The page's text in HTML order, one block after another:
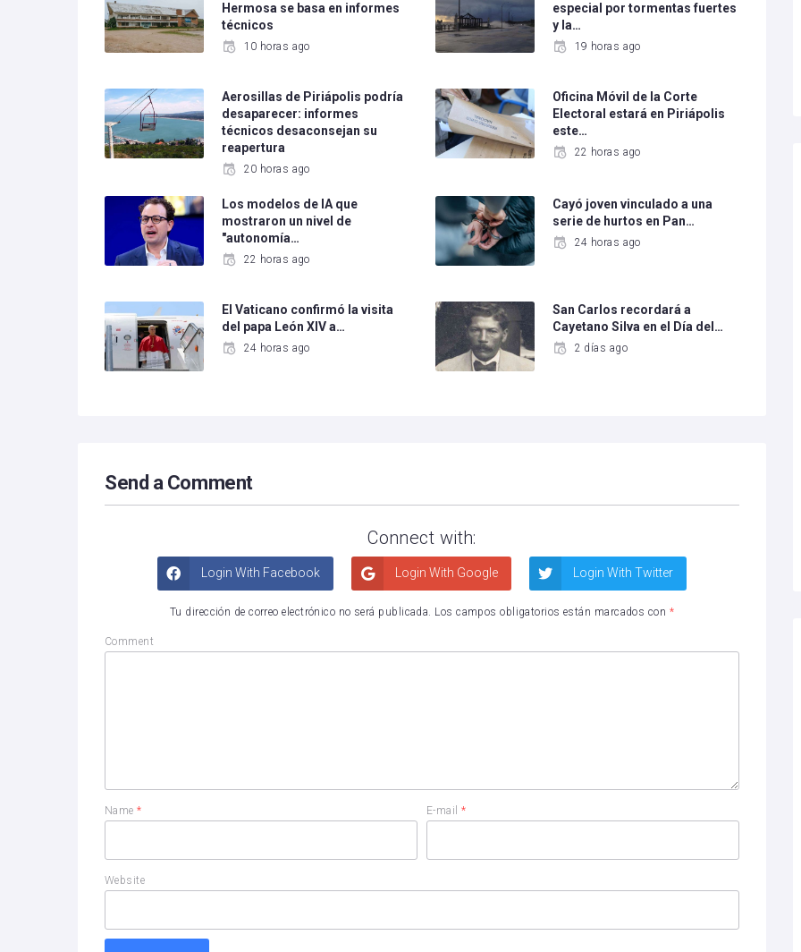
Hermosa se basa en informes
técnicos
10 horas ago
especial por tormentas fuertes
y la…
19 horas ago
Aerosillas de Piriápolis podría
desaparecer: informes
técnicos desaconsejan su
reapertura
20 horas ago
Oficina Móvil de la Corte
Electoral estará en Piriápolis
este…
22 horas ago
Los modelos de IA que
mostraron un nivel de
"autonomía…
22 horas ago
Cayó joven vinculado a una
serie de hurtos en Pan…
24 horas ago
El Vaticano confirmó la visita
del papa León XIV a…
24 horas ago
San Carlos recordará a
Cayetano Silva en el Día del…
2 días ago
Send a Comment
Connect with:
Login With Facebook Login With Google Login With Twitter
Tu dirección de correo electrónico no será publicada. Los campos obligatorios están marcados con *
Comment
Name* E-mail*
Website